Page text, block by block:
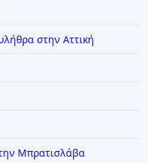
στην Αττική
Μπρατισλάβα